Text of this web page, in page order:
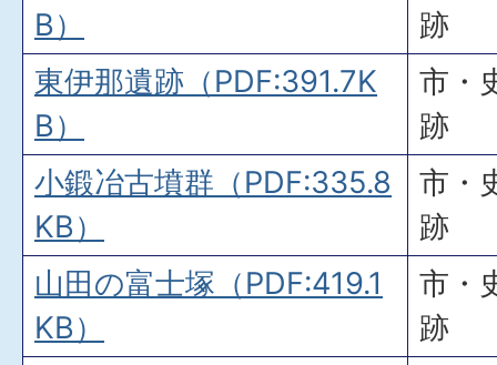
B）
跡
東伊那遺跡（PDF:391.7K
B）
市・
跡
小鍛冶古墳群（PDF:335.8
KB）
市・
跡
山田の富士塚（PDF:419.1
KB）
市・
跡